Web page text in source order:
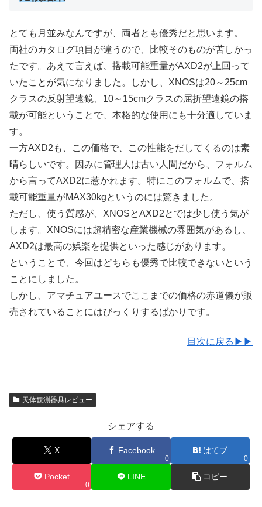
とても月並みなんですが、両者とも優秀だと思います。
両社のカタログ項目が違うので、比較そのものが苦しかっ
たです。あえて言えば、搭載可能重量がAXD2が上回って
いたことが気になりました。しかし、XNOSは20～25cm
クラスの反射望遠鏡、10～15cmクラスの屈折望遠鏡の搭
載が可能ということで、本格的な使用にも十分適していま
す。
一方AXD2も、この価格で、この性能をだしてくるのは素
晴らしいです。因みに管理人は古い人間だから、フォルム
から言ってAXD2に惹かれます。特にこのフォルムで、搭
載可能重量がMAX30kgというのには驚きました。
ただし、使う質感が、XNOSとAXD2とでは少し使う気が
します。XNOSには超精密な産業機械の雰囲気があるし、
AXD2は最高の娯楽を提供といった感じがあります。
ということで、今回はどちらも優秀で比較できないという
ことにしました。
しかし、アマチュアユースでここまでの価格の赤道儀が販
売されていることにはびっくりするばかりです。
目次に戻る▶▶
天体観測器具レビュー
シェアする
X Facebook
0
はてブ
0
Pocket
0
LINE コピー